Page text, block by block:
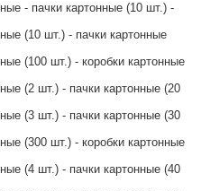
- пачки картонные (10 шт.) -
(10 шт.) - пачки картонные
(100 шт.) - коробки картонные
(2 шт.) - пачки картонные (20
(3 шт.) - пачки картонные (30
(300 шт.) - коробки картонные
(4 шт.) - пачки картонные (40